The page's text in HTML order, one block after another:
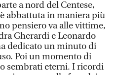
a nord del Centese,
abbattuta in maniera più
pensiero va alle vittime,
Gherardi e Leonardo
dedicato un minuto di
Poi un momento di
sembrati eterni. I ricordi